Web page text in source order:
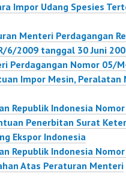
Impor Udang Spesies
Menteri Perdagangan
6/2009 tanggal 30 Juni
Perdagangan Nomor 05/
Impor Mesin, Peralatan
Republik Indonesia
Penerbitan Surat
Ekspor Indonesia
Republik Indonesia
Atas Peraturan Menteri